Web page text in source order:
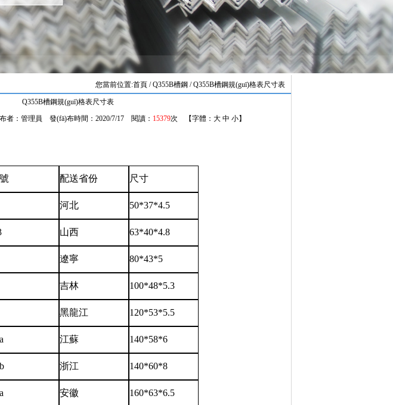
您當前位置:首頁 / Q355B槽鋼 / Q355B槽鋼規(guī)格表尺寸表
Q355B槽鋼規(guī)格表尺寸表
者：管理員 發(fā)布時間：2020/7/17 閱讀： 15379次 【字體： 大 中 小】
配送省份 尺寸
河北 50*37*4.5
山西 63*40*4.8
遼寧 80*43*5
吉林 100*48*5.3
黑龍江 120*53*5.5
江蘇 140*58*6
浙江 140*60*8
安徽 160*63*6.5